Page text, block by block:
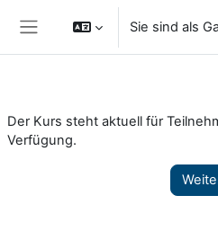
Website-Übersicht
Sie sind als
Der Kurs steht aktuell für
Verfügung.